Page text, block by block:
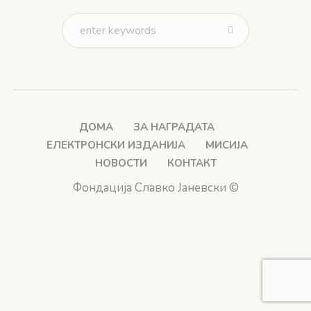
ДОМА
ЗА НАГРАДАТА
ЕЛЕКТРОНСКИ ИЗДАНИЈА
МИСИЈА
НОВОСТИ
КОНТАКТ
Фондација Славко Јаневски ©